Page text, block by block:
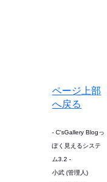
ページ上部
へ戻る
- C'sGallery Blogっ
ぽく見えるシステ
ム3.2 -
小武 (管理人)